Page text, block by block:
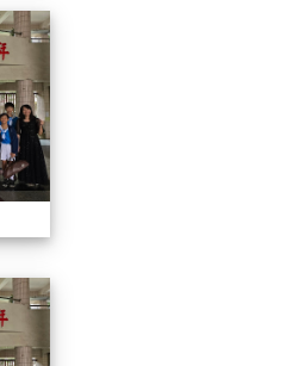
113學生音樂比賽
113學生音樂比賽